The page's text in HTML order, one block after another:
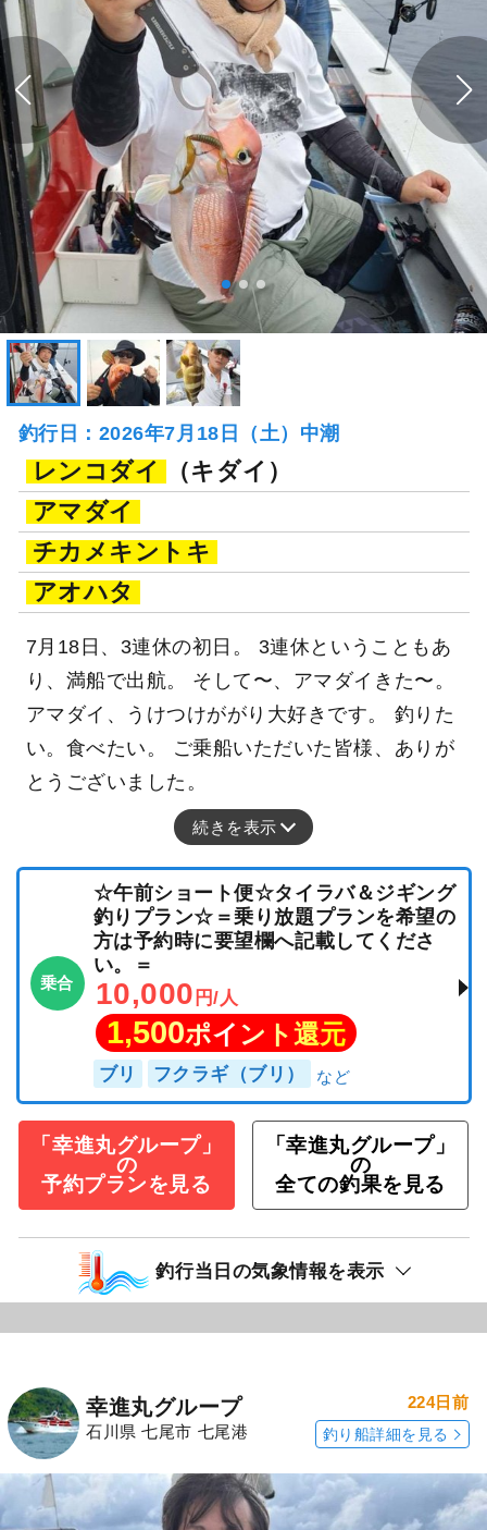
釣行日：2026年7月18日（土）中潮
レンコダイ
（キダイ）
アマダイ
チカメキントキ
アオハタ
7月18日、3連休の初日。 3連休ということもあ
り、満船で出航。 そして〜、アマダイきた〜。
アマダイ、うけつけががり大好きです。 釣りた
い。食べたい。 ご乗船いただいた皆様、ありが
とうございました。
続きを表示
乗合
☆午前ショート便☆タイラバ＆ジギング
釣りプラン☆＝乗り放題プランを希望の
方は予約時に要望欄へ記載してくださ
い。＝
10,000 円/人
1,500ポイント還元
ブリ フクラギ（ブリ）
「幸進丸グループ」
の
予約プランを見る
「幸進丸グループ」
の
全ての釣果を見る
釣行当日の気象情報を表示
幸進丸グループ
石川県 七尾市 七尾港
224日前
釣り船詳細を見る